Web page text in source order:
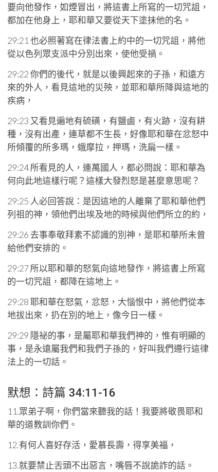
要向他發作，如煙冒出，將這書上所寫的一切咒詛，
都加在他身上，耶和華又要從天下塗抹他的名。
29:21 也必照著寫在律法書上約中的一切咒詛，將他
從以色列眾支派中分別出來，使他受禍。
29:22 你們的後代，就是以後興起來的子孫，和遠方
來的外人，看見這地的災殃，並耶和華所降與這地的
疾病，
29:23 又看見遍地有硫磺，有鹽鹵，有火跡，沒有耕
種，沒有出產，連草都不生長，好像耶和華在忿怒中
所傾覆的所多瑪，蛾摩拉，押瑪，洗扁一樣。
29:24 所看見的人，連萬國人，都必問說：耶和華為
何向此地這樣行呢？這樣大發烈怒是甚麼意思呢？
29:25 人必回答說：是因這地的人離棄了耶和華他們
列祖的神，領他們出埃及地的時候與他們所立的約，
29:26 去事奉敬拜素不認識的別神，是耶和華所未曾
給他們安排的。
29:27 所以耶和華的怒氣向這地發作，將這書上所寫
的一切咒詛，都降在這地上。
29:28 耶和華在怒氣，忿怒，大惱恨中，將他們從本
地拔出來，扔在別的地上，像今日一樣。
29:29 隱祕的事，是屬耶和華我們神的，惟有明顯的
事，是永遠屬我們和我們子孫的，好叫我們遵行這律
法上的一切話。
默想：詩篇 34:11-16
11.眾弟子啊，你們當來聽我的話！我要將敬畏耶和
華的道教訓你們。
12.有何人喜好存活，愛慕長壽，得享美福，
13.就要禁止舌頭不出惡言，嘴唇不說詭詐的話。